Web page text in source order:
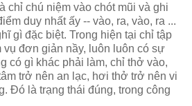
chỉ chú niệm vào chót mũi và ghi
duy nhất ấy -- vào, ra, vào, ra ...
gì đặc biệt. Trong hiện tại chỉ tập
vụ đơn giản nầy, luôn luôn có sự
có gì khác phải làm, chỉ thở vào,
trở nên an lạc, hơi thở trở nên vi
Đó là trạng thái đúng, trong công